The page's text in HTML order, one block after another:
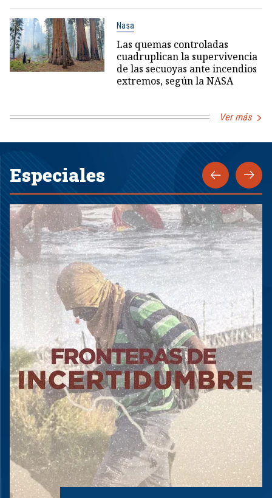
Nasa
Las quemas controladas
cuadruplican la supervivencia
de las secuoyas ante incendios
extremos, según la NASA
Ver más
Especiales